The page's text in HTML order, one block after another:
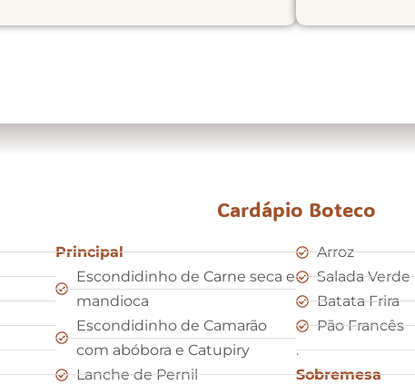
Cardápio Boteco
Principal
Escondidinho de Carne seca e
mandioca
Escondidinho de Camarão
com abóbora e Catupiry
Lanche de Pernil
Arroz
Salada Verde
Batata Frira
Pão Francês
.
Sobremesa